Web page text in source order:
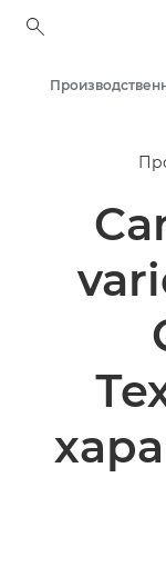
Решения и